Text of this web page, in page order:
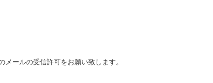
メールの受信許可をお願い致します。